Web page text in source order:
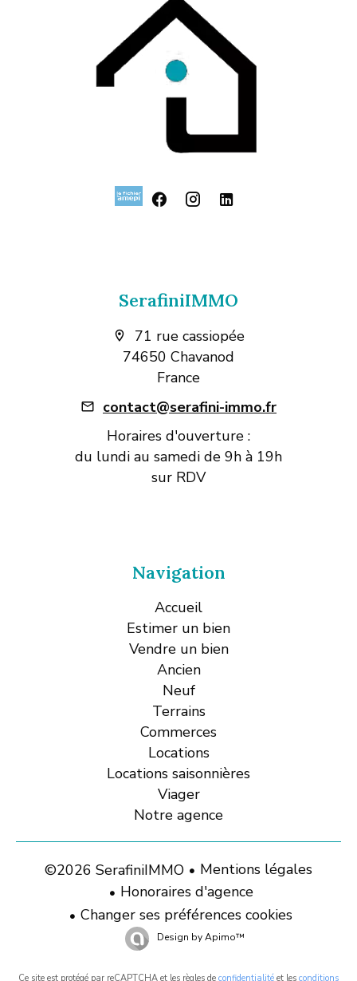
SerafiniIMMO
71 rue cassiopée
74650 Chavanod
France
contact@serafini-immo.fr
Horaires d'ouverture :
du lundi au samedi de 9h à 19h
sur RDV
Navigation
Accueil
Estimer un bien
Vendre un bien
Ancien
Neuf
Terrains
Commerces
Locations
Locations saisonnières
Viager
Notre agence
©2026 SerafiniIMMO
Mentions légales
Honoraires d'agence
Changer ses préférences cookies
Design byApimo™
Ce site est protégé par reCAPTCHA et les règles de confidentialité et les conditions